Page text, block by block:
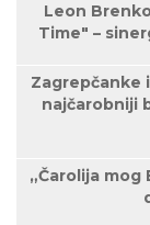
Leon
Time" –
Zagrepčanke
najčarobniji
„Čarolija mog